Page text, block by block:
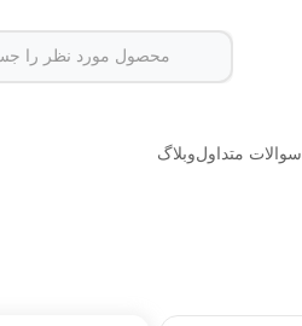
سوالات متداولوبلاگ